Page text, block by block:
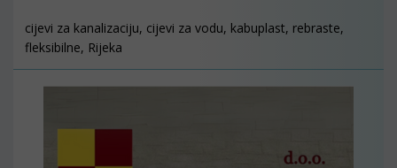
cijevi za kanalizaciju, cijevi za vodu, kabuplast, rebraste,
fleksibilne, Rijeka